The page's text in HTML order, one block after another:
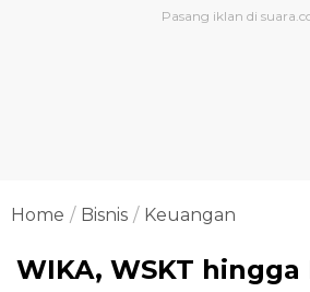
Home Bisnis Keuangan
WIKA, WSKT hingga